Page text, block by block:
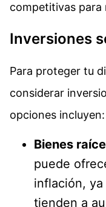
competitivas para
Inversiones
Para proteger tu
considerar
opciones incluyen:
Bienes
puede
inflación,
tienden a